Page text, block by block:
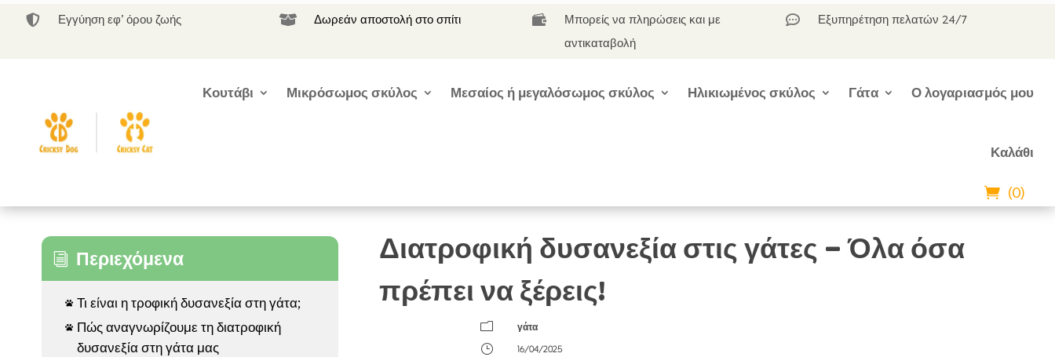
 Εγγύηση εφ’ όρου ζωής  Δωρεάν αποστολή στο σπίτι 
Μπορείς να πληρώσεις και με
αντικαταβολή
 Εξυπηρέτηση πελατών 24/7
Κουτάβι Μικρόσωμος σκύλος Μεσαίος ή μεγαλόσωμος σκύλος Ηλικιωμένος σκύλος Γάτα Ο λογαριασμός μου
Καλάθι
(0)
i Περιεχόμενα
 Τι είναι η τροφική δυσανεξία στη γάτα;

Πώς αναγνωρίζουμε τη διατροφική
δυσανεξία στη γάτα μας
Διατροφική δυσανεξία στις γάτες – Όλα όσα
πρέπει να ξέρεις!
m
γάτα
}
16/04/2025